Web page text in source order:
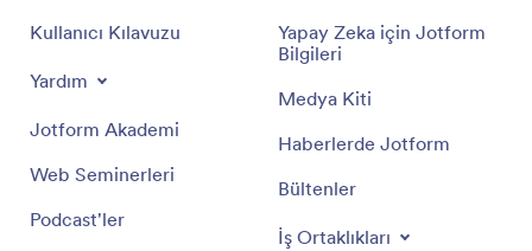
Kullanıcı Kılavuzu
Yardım
Jotform Akademi
Web Seminerleri
Podcast'ler
Yapay Zeka için Jotform
Bilgileri
Medya Kiti
Haberlerde Jotform
Bültenler
İş Ortaklıkları